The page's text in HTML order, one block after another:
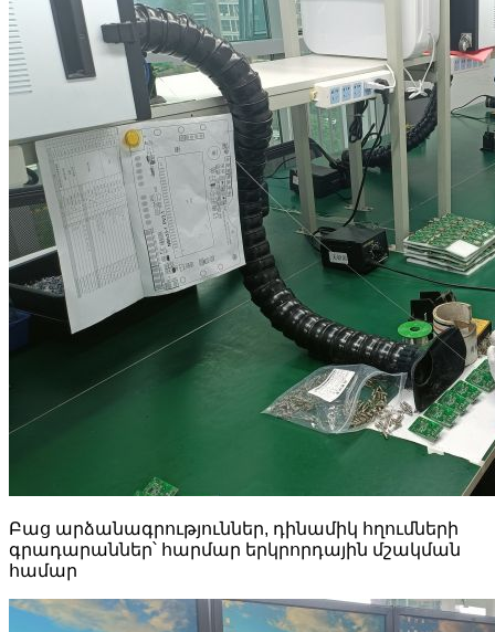
Բաց արձանագրություններ, դինամիկ հղումների
գրադարաններ՝ հարմար երկրորդային մշակման
համար